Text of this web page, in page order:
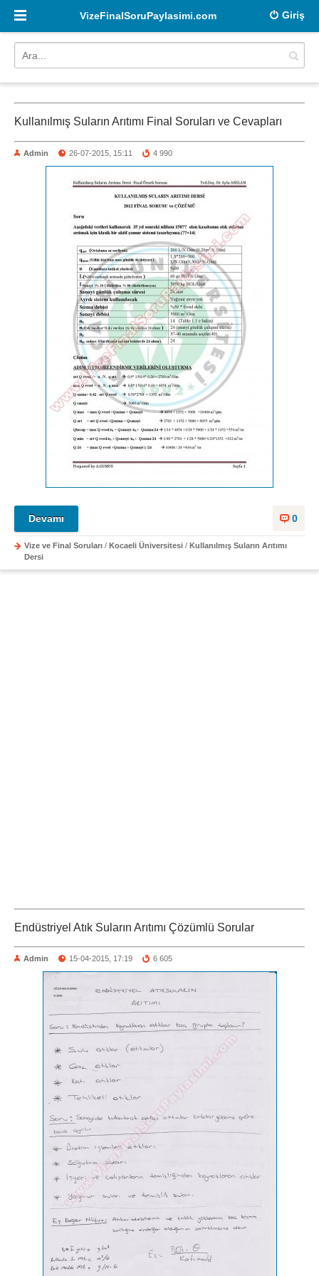
Giriş
VizeFinalSoruPaylasimi.com
Kullanılmış Suların Arıtımı Final Soruları ve Cevapları
Admin 26-07-2015, 15:11 4 990
0
Devamı
Vize ve Final Soruları / Kocaeli Üniversitesi / Kullanılmış Suların Arıtımı
Dersi
Endüstriyel Atık Suların Arıtımı Çözümlü Sorular
Admin 15-04-2015, 17:19 6 605